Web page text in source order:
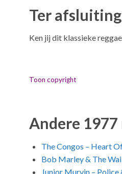
Ter afsluiting
Ken jij dit klassieke
Toon copyright
Andere 1977
The Congos – Heart
Bob Marley & The
Junior Murvin – Police